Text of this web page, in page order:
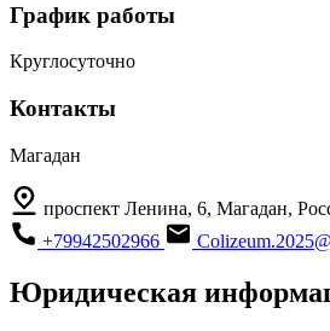
График работы
Круглосуточно
Контакты
Магадан
проспект Ленина, 6, Магадан,
+79942502966
Юридическая